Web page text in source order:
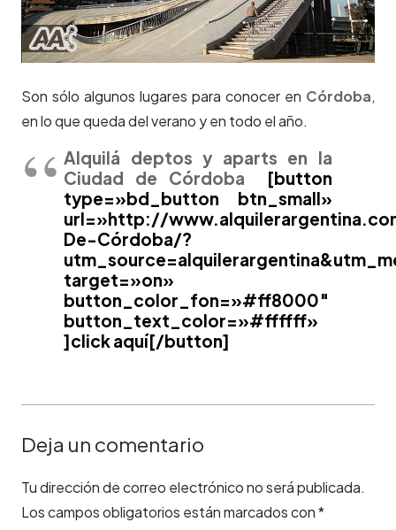
Son sólo algunos lugares para conocer en Córdoba,
en lo que queda del verano y en todo el año.
Alquilá deptos y aparts en la
Ciudad de Córdoba [button
type=»bd_button btn_small»
url=»http://
De-Córdoba/?
target=»on»
button_color_fon=»#ff8000″
button_text_color=»#ffffff»
]click aquí[/button]
Deja un comentario
Tu dirección de correo electrónico no será publicada.
Los campos obligatorios están marcados con*